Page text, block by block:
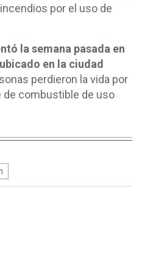
por el uso de
la semana pasada en
en la ciudad
perdieron la vida por
de combustible de uso